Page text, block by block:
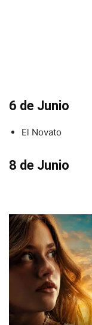
6 de Junio
El Novato
8 de Junio